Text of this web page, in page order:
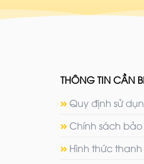
THÔNG TIN CẦN
Quy định sử
Chính sách
Hình thức